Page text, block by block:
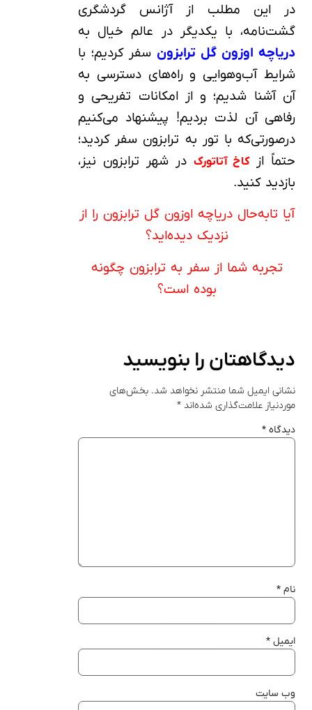
در این مطلب از آژانس گردشگری
گشت‌نامه، با یکدیگر در عالم خیال به
دریاچه اوزون گل ترابزون سفر کردیم؛ با
شرایط آب‌وهوایی و راه‌های دسترسی به
آن آشنا شدیم؛ و از امکانات تفریحی و
رفاهی آن لذت بردیم! پیشنهاد می‌کنیم
درصورتی‌که با تور به ترابزون سفر کردید؛
حتماً از
کاخ آتاتورک در شهر ترابزون نیز،
بازدید کنید.
آیا تابه‌حال دریاچه اوزون گل ترابزون را از
نزدیک دیده‌اید؟
تجربه شما از سفر به ترابزون چگونه
بوده است؟
دیدگاهتان را بنویسید
نشانی ایمیل شما منتشر نخواهد شد. بخش‌های
موردنیاز علامت‌گذاری شده‌اند *
دیدگاه *
نام *
ایمیل *
وب‌ سایت